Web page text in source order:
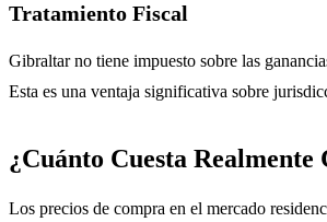
Tratamiento Fiscal
Gibraltar no tiene impuesto sobre las
Esta es una ventaja significativa sobre
¿Cuánto Cuesta
Los precios de compra en el mercado